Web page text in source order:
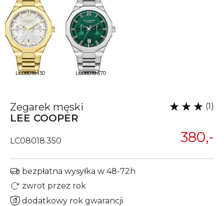
LC08018.130 LC08018.370
Zegarek męski
LEE COOPER
(1)
LC08018.350 380,-
bezpłatna wysyłka w 48-72h
zwrot przez rok
dodatkowy rok gwarancji